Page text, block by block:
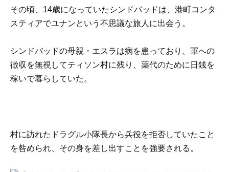
その頃、14歳になっていたシンドバッドは、港町コンタ
スティアでユナンという不思議な旅人に出会う。
シンドバッドの母親・エスラは病を患っており、軍への
徴収を無視してティソン村に残り、薬代のために日銭を
稼いで暮らしていた。
村に訪れたドラグル小隊長から兵役を拒否していたこと
を咎められ、その身を差し出すことを強要される。